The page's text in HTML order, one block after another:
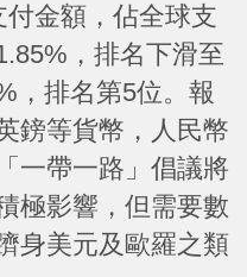
金額，佔全球支
，排名下滑至
，排名第5位。報
鎊等貨幣，人民幣
一帶一路」倡議將
極影響，但需要數
身美元及歐羅之類